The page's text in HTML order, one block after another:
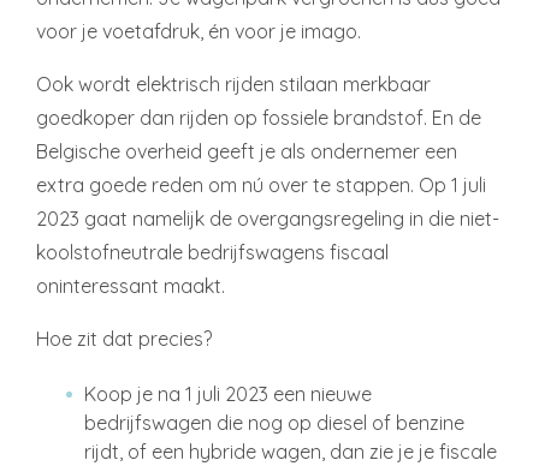
voor je voetafdruk, én voor je imago.
Ook wordt elektrisch rijden stilaan merkbaar
goedkoper dan rijden op fossiele brandstof. En de
Belgische overheid geeft je als ondernemer een
extra goede reden om nú over te stappen. Op 1 juli
2023 gaat namelijk de overgangsregeling in die niet-
koolstofneutrale bedrijfswagens fiscaal
oninteressant maakt.
Hoe zit dat precies?
Koop je na 1 juli 2023 een nieuwe
bedrijfswagen die nog op diesel of benzine
rijdt, of een hybride wagen, dan zie je je fiscale